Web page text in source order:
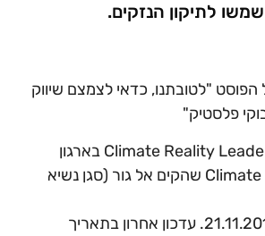
לתיקון הנזקים.
הפוסט "לטובתנו, כדאי לצמצם שיווק
פלסטיק"
מאת ערן שחורי, Climate Reality Leader בארגון
Climate Reality Project שהקים אל גור (סגן נשיא
תאריך פרסום: 21.11.2018. עדכון אחרון בתאריך